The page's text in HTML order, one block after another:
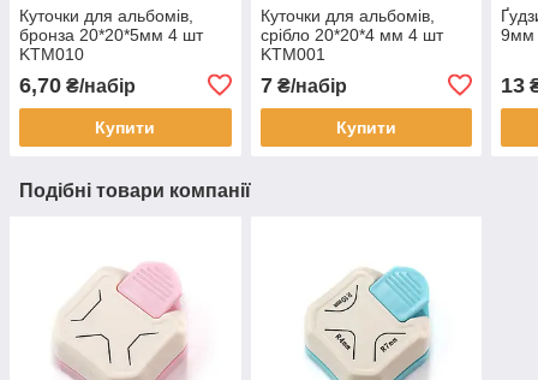
Куточки для альбомів,
бронза 20*20*5мм 4 шт
KTM010
6,70 ₴/набір
Купити
Куточки для альбомів,
срібло 20*20*4 мм 4 шт
KTM001
7₴/набір
Купити
9мм
13
Подібні товари компанії